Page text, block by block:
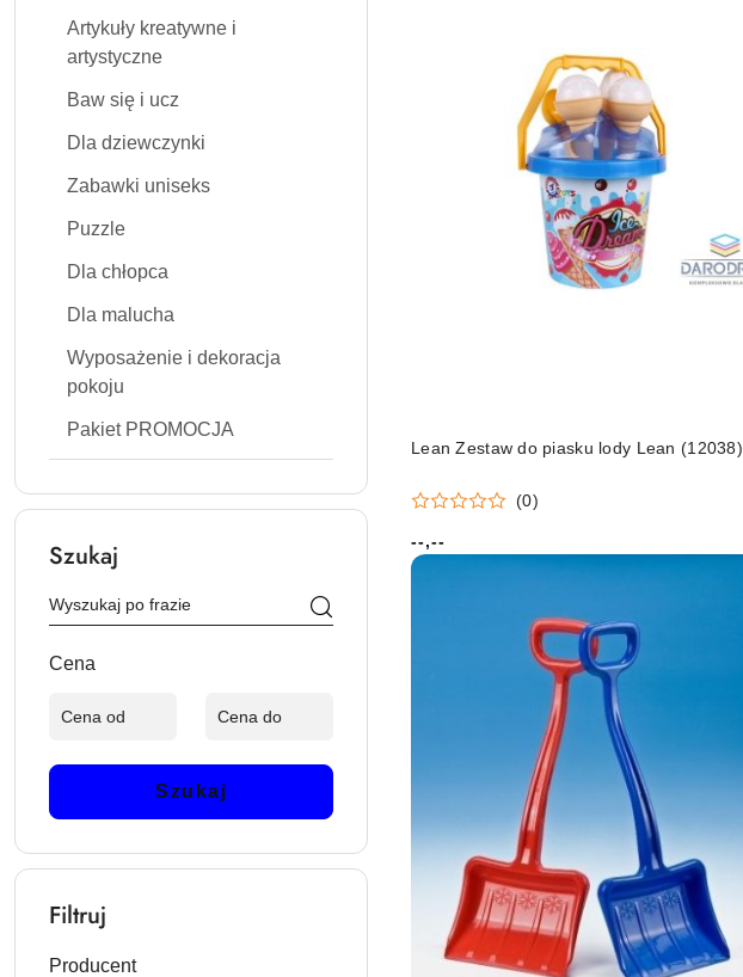
Artykuły kreatywne i
artystyczne
Baw się i ucz
Dla dziewczynki
Zabawki uniseks
Puzzle
Dla chłopca
Dla malucha
Wyposażenie i dekoracja
pokoju
Pakiet PROMOCJA
Szukaj
Cena
Szukaj
Filtruj
Producent
Lean Zestaw do piasku lody Lean (12038)
(0)
Cena:
--,--